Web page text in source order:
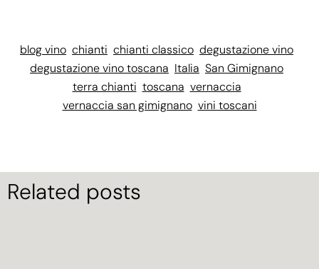
blog vino chianti chianti classico degustazione vino
degustazione vino toscana Italia San Gimignano
terra chianti toscana vernaccia
vernaccia san gimignano vini toscani
Related posts